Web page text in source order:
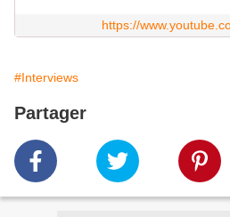
https://
#Interviews
Partager